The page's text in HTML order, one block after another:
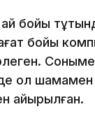
ай бойы
бойы
ол шамамен
айырылған.